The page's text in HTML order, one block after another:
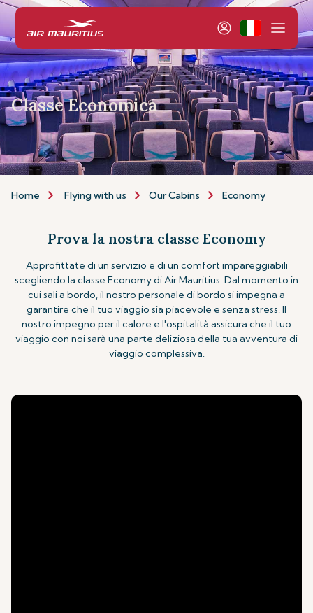
Classe Economica
Home Flying with us Our Cabins Economy
Prova la nostra classe Economy
Approfittate di un servizio e di un comfort impareggiabili
scegliendo la classe Economy di Air Mauritius. Dal momento in
cui sali a bordo, il nostro personale di bordo si impegna a
garantire che il tuo viaggio sia piacevole e senza stress. Il
nostro impegno per il calore e l'ospitalità assicura che il tuo
viaggio con noi sarà una parte deliziosa della tua avventura di
viaggio complessiva.